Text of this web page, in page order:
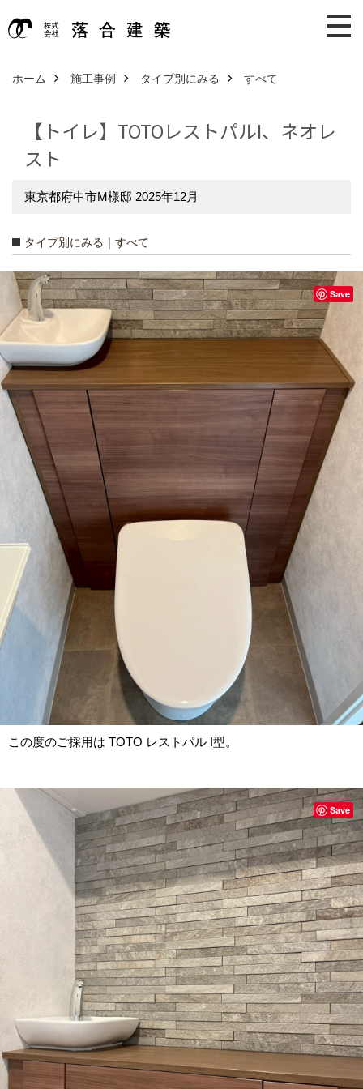
ホーム 施工事例 タイプ別にみる すべて
【トイレ】TOTOレストパルI、ネオレ
スト
東京都府中市M様邸 2025年12月
タイプ別にみる｜すべて
この度のご採用は TOTO レストパル I型。
Save
Save